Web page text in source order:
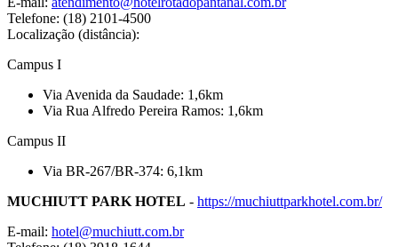
Telefone: (18) 2101-4500
Localização (distância):
Campus I
Via Avenida da Saudade: 1,6km
Via Rua Alfredo Pereira Ramos: 1,6km
Campus II
Via BR-267/BR-374: 6,1km
MUCHIUTT PARK HOTEL - https://muchiuttparkhotel.com.br/
E-mail: hotel@muchiutt.com.br